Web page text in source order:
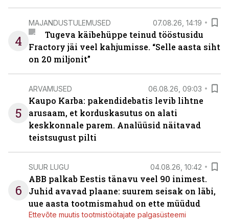
4
MAJANDUSTULEMUSED 07.08.26, 14:19
Tugeva käibehüppe teinud tööstusidu
Fractory jäi veel kahjumisse. “Selle aasta siht
on 20 miljonit”
5
ARVAMUSED 06.08.26, 09:03
Kaupo Karba: pakendidebatis levib lihtne
arusaam, et korduskasutus on alati
keskkonnale parem. Analüüsid näitavad
teistsugust pilti
6
SUUR LUGU 04.08.26, 10:42
ABB palkab Eestis tänavu veel 90 inimest.
Juhid avavad plaane: suurem seisak on läbi,
uue aasta tootmismahud on ette müüdud
Ettevõte muutis tootmistöötajate palgasüsteemi